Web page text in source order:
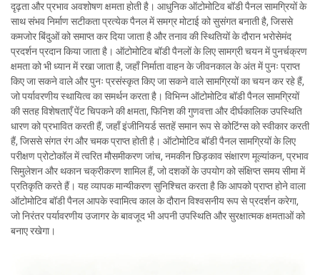
दृढ़ता और प्रभाव अवशोषण क्षमता होती है। आधुनिक ऑटोमोटिव बॉडी पैनल सामग्रियों के
साथ संभव निर्माण सटीकता प्रत्येक पैनल में समग्र मोटाई को सुसंगत बनाती है, जिससे
कमजोर बिंदुओं को समाप्त कर दिया जाता है और तनाव की स्थितियों के दौरान भरोसेमंद
प्रदर्शन प्रदान किया जाता है। ऑटोमोटिव बॉडी पैनलों के लिए सामग्री चयन में पुनर्चक्रण
क्षमता को भी ध्यान में रखा जाता है, जहाँ निर्माता वाहन के जीवनकाल के अंत में पुनः प्राप्त
किए जा सकने वाले और पुनः प्रसंस्कृत किए जा सकने वाले सामग्रियों का चयन कर रहे हैं,
जो पर्यावरणीय स्थायित्व का समर्थन करता है। विभिन्न ऑटोमोटिव बॉडी पैनल सामग्रियों
की सतह विशेषताएँ पेंट चिपकने की क्षमता, फिनिश की गुणवत्ता और दीर्घकालिक उपस्थिति
धारण को प्रभावित करती हैं, जहाँ इंजीनियर्ड सतहें समान रूप से कोटिंग्स को स्वीकार करती
हैं, जिससे संगत रंग और चमक प्राप्त होती है। ऑटोमोटिव बॉडी पैनल सामग्रियों के लिए
परीक्षण प्रोटोकॉल में त्वरित मौसमीकरण जांच, नमकीन छिड़काव संक्षारण मूल्यांकन, प्रभाव
सिमुलेशन और थकान चक्रीकरण शामिल हैं, जो दशकों के उपयोग को संक्षिप्त समय सीमा में
प्रतिकृति करते हैं। यह व्यापक मान्यीकरण सुनिश्चित करता है कि आपको प्राप्त होने वाला
ऑटोमोटिव बॉडी पैनल आपके स्वामित्व काल के दौरान विश्वसनीय रूप से प्रदर्शन करेगा,
जो निरंतर पर्यावरणीय उजागर के बावजूद भी अपनी उपस्थिति और सुरक्षात्मक क्षमताओं को
बनाए रखेगा।